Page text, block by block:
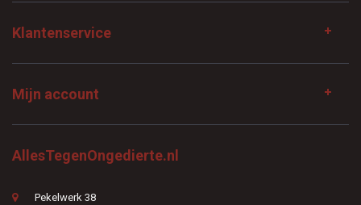
Klantenservice
Mijn account
AllesTegenOngedierte.nl
Pekelwerk 38